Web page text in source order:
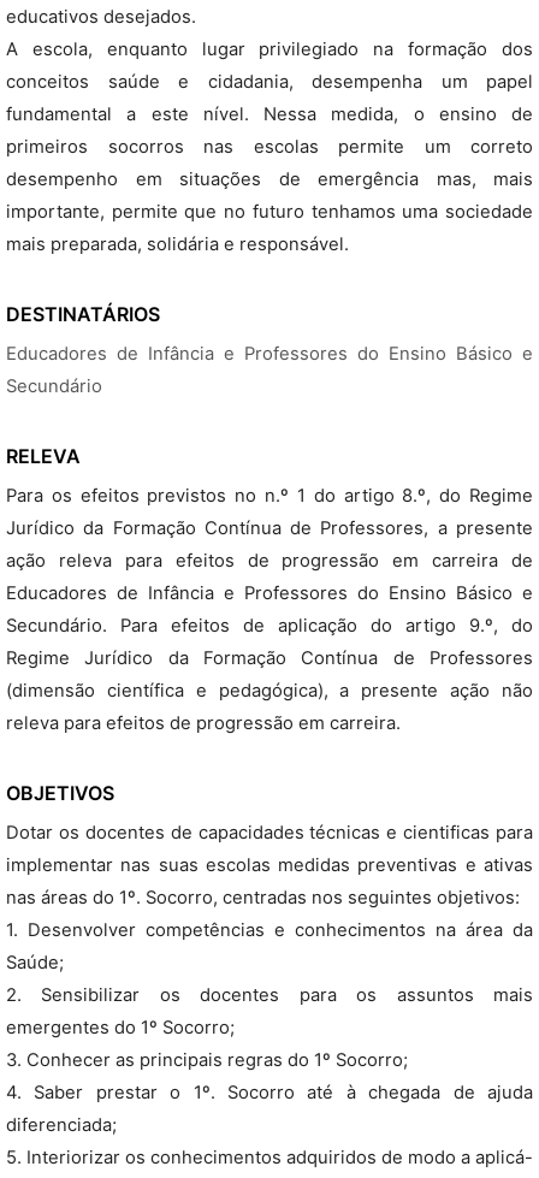
educativos desejados.
A escola, enquanto lugar privilegiado na formação dos
conceitos saúde e cidadania, desempenha um papel
fundamental a este nível. Nessa medida, o ensino de
primeiros socorros nas escolas permite um correto
desempenho em situações de emergência mas, mais
importante, permite que no futuro tenhamos uma sociedade
mais preparada, solidária e responsável.
DESTINATÁRIOS
Educadores de Infância e Professores do Ensino Básico e
Secundário
RELEVA
Para os efeitos previstos no n.º 1 do artigo 8.º, do Regime
Jurídico da Formação Contínua de Professores, a presente
ação releva para efeitos de progressão em carreira de
Educadores de Infância e Professores do Ensino Básico e
Secundário. Para efeitos de aplicação do artigo 9.º, do
Regime Jurídico da Formação Contínua de Professores
(dimensão científica e pedagógica), a presente ação não
releva para efeitos de progressão em carreira.
OBJETIVOS
Dotar os docentes de capacidades técnicas e cientificas para
implementar nas suas escolas medidas preventivas e ativas
nas áreas do 1º. Socorro, centradas nos seguintes objetivos:
1. Desenvolver competências e conhecimentos na área da
Saúde;
2. Sensibilizar os docentes para os assuntos mais
emergentes do 1º Socorro;
3. Conhecer as principais regras do 1º Socorro;
4. Saber prestar o 1º. Socorro até à chegada de ajuda
diferenciada;
5. Interiorizar os conhecimentos adquiridos de modo a aplicá-